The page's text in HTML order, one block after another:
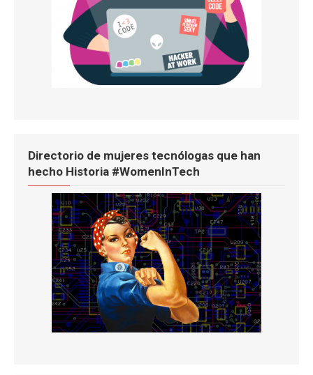
Directorio de mujeres tecnólogas que han
hecho Historia #WomenInTech